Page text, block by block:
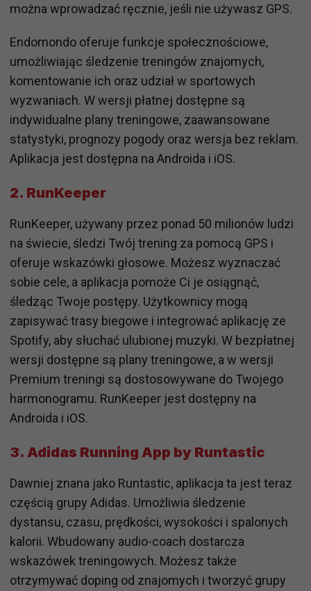
można wprowadzać ręcznie, jeśli nie używasz GPS.
Endomondo oferuje funkcje społecznościowe,
umożliwiając śledzenie treningów znajomych,
komentowanie ich oraz udział w sportowych
wyzwaniach. W wersji płatnej dostępne są
indywidualne plany treningowe, zaawansowane
statystyki, prognozy pogody oraz wersja bez reklam.
Aplikacja jest dostępna na Androida i iOS.
2. RunKeeper
RunKeeper, używany przez ponad 50 milionów ludzi
na świecie, śledzi Twój trening za pomocą GPS i
oferuje wskazówki głosowe. Możesz wyznaczać
sobie cele, a aplikacja pomoże Ci je osiągnąć,
śledząc Twoje postępy. Użytkownicy mogą
zapisywać trasy biegowe i integrować aplikację ze
Spotify, aby słuchać ulubionej muzyki. W bezpłatnej
wersji dostępne są plany treningowe, a w wersji
Premium treningi są dostosowywane do Twojego
harmonogramu. RunKeeper jest dostępny na
Androida i iOS.
3. Adidas Running App by Runtastic
Dawniej znana jako Runtastic, aplikacja ta jest teraz
częścią grupy Adidas. Umożliwia śledzenie
dystansu, czasu, prędkości, wysokości i spalonych
kalorii. Wbudowany audio-coach dostarcza
wskazówek treningowych. Możesz także
otrzymywać doping od znajomych i tworzyć grupy